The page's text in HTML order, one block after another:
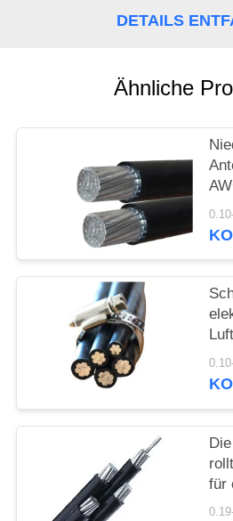
NACHRICHTEN
DETAILS
Ähnliche
für
für